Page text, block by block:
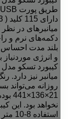
میانبرهای در
دکمه‌های نرم و
و انرژی موردنیاز به‌واسطه 2 عدد
میانبر نیز دارد.
روزانه می‌تواند